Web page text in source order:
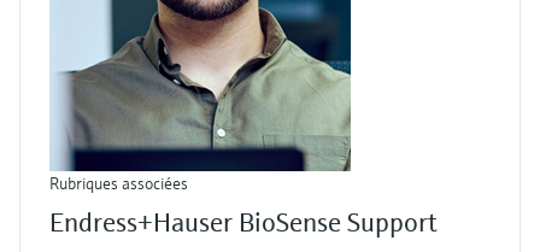
Rubriques associées
Endress+Hauser BioSense Support